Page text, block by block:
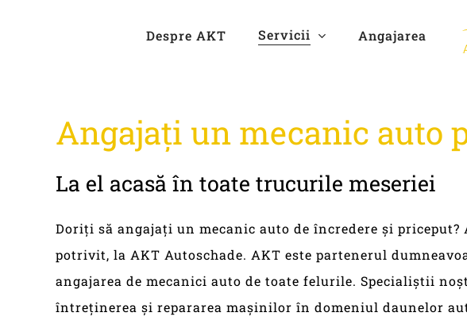
Despre AKT Servicii Angajarea
Angajați un mecanic auto
La el acasă în toate trucurile meseriei
Doriți să angajați un mecanic auto de încredere și
potrivit, la AKT Autoschade. AKT este partenerul
angajarea de mecanici auto de toate felurile. Specialiștii
întreținerea și repararea mașinilor în domeniul daunelor